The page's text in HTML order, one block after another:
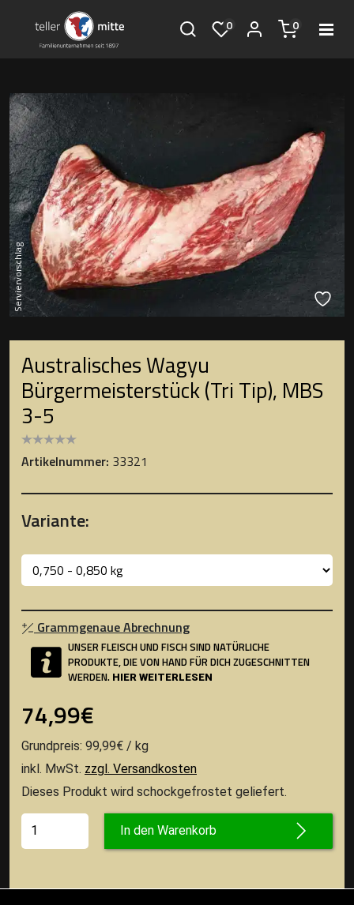
0 0
Serviervorschlag
Australisches Wagyu
Bürgermeisterstück (Tri Tip), MBS
3-5
Artikelnummer: 33321
Variante:
Grammgenaue Abrechnung
UNSER FLEISCH UND FISCH SIND NATÜRLICHE
PRODUKTE, DIE VON HAND FÜR DICH ZUGESCHNITTEN
WERDEN. HIER WEITERLESEN
74,99€
Grundpreis: 99,99€ / kg
inkl. MwSt. zzgl. Versandkosten
Dieses Produkt wird schockgefrostet geliefert.
In den Warenkorb